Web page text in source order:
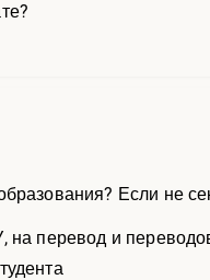
Если не
перевод и